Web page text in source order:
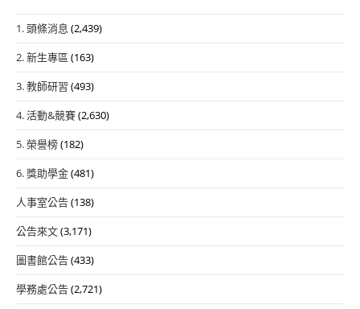
1. 頭條消息 (2,439)
2. 新生專區 (163)
3. 教師研習 (493)
4. 活動&競賽(2,630)
5. 榮譽榜(182)
6. 獎助學金(481)
人事室公告(138)
公告來文(3,171)
圖書館公告(433)
學務處公告(2,721)